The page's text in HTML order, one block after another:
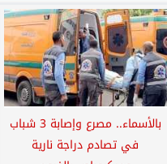
بالأسماء.. مصرع وإصابة 3 شباب
في تصادم دراجة نارية